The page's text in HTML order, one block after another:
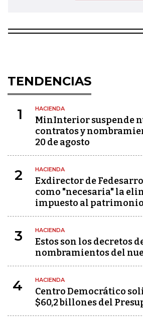
TENDENCIAS
1 HACIENDA
MinInterior suspende
contratos y
20 de agosto
2 HACIENDA
Exdirector de
como "necesaria" la
impuesto al patrimonio
3 HACIENDA
Estos son los decretos
nombramientos del
4 HACIENDA
Centro Democrático
$60,2 billones del